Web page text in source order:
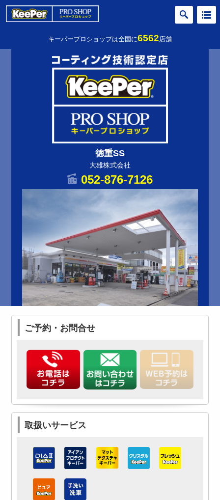
キーパープロショップは全国に6562店舗
徳重SS
大雄株式会社
052-876-7126
ご予約・お問合せ
取扱いサービス